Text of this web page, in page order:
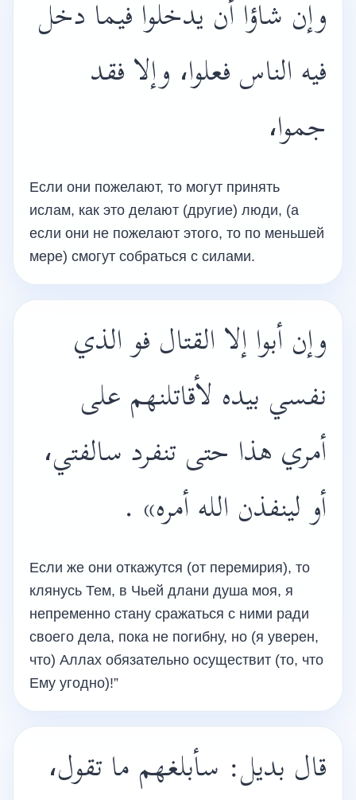
وإن شاؤا أن يدخلوا فيما دخل
فيه الناس فعلوا، وإلا فقد
جموا،
Если они пожелают, то могут принять
ислам, как это делают (другие) люди, (а
если они не пожелают этого, то по меньшей
мере) смогут собраться с силами.
وإن أبوا إلا القتال فو الذي
نفسي بيده لأقاتلنهم على
أمري هذا حتى تنفرد سالفتي،
أو لينفذن الله أمره» .
Если же они откажутся (от перемирия), то
клянусь Тем, в Чьей длани душа моя, я
непременно стану сражаться с ними ради
своего дела, пока не погибну, но (я уверен,
что) Аллах обязательно осуществит (то, что
Ему угодно)!”
قال بديل: سأبلغهم ما تقول،